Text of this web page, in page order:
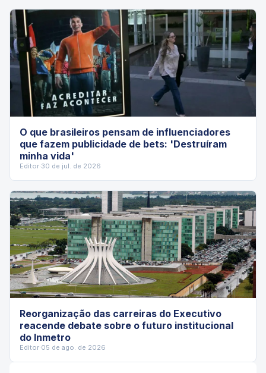
O que brasileiros pensam de influenciadores
que fazem publicidade de bets: 'Destruíram
minha vida'
Editor·30 de jul. de 2026
Reorganização das carreiras do Executivo
reacende debate sobre o futuro institucional
do Inmetro
Editor·05 de ago. de 2026